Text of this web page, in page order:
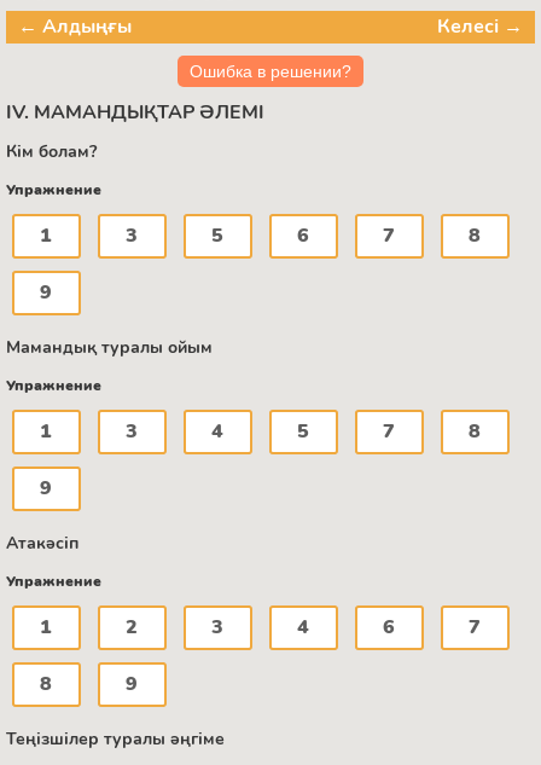
← Алдыңғы Келесі →
Ошибка в решении?
IV. МАМАНДЫҚТАР ӘЛЕМІ
Кім болам?
Упражнение
1 3 5 6 7 8
9
Мамандық туралы ойым
Упражнение
1 3 4 5 7 8
9
Атакәсіп
Упражнение
1 2 3 4 6 7
8 9
Теңізшілер туралы әңгіме